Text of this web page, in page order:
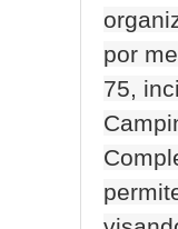
por
75,